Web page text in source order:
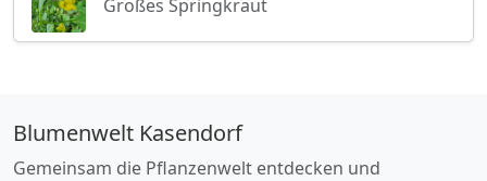
Großes Springkraut
Blumenwelt Kasendorf
Gemeinsam die Pflanzenwelt entdecken und